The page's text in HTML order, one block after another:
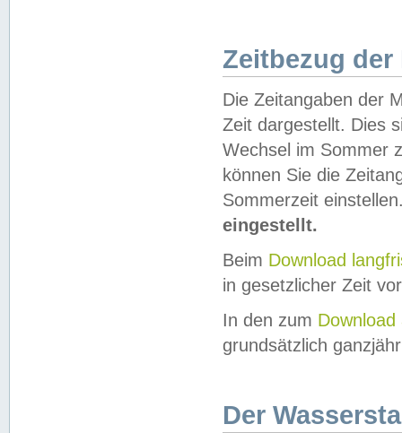
Zeitbezug der
Die Zeitangaben der
Zeit dargestellt. Dies
Wechsel im Sommer
können Sie die
Sommerzeit
eingestellt.
Beim Download
in gesetzlicher Zeit
In den zum Download
grundsätzlich
Der